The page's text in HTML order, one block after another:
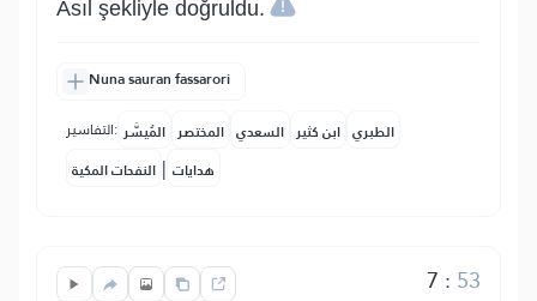
Asıl şekliyle doğruldu.
Nuna sauran fassarori
التفاسير: المُيسَّر المختصر السعدي ابن كثير الطبري
النفحات المكية | هدايات
7 : 53